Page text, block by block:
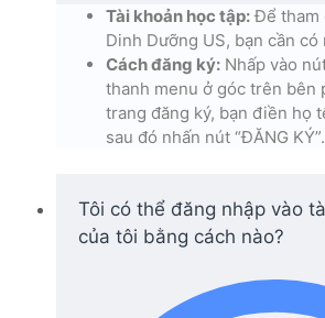
Tài khoản học tập:Để tham
Dinh Dưỡng US, bạn cần
Cách đăng ký: Nhấp vào
thanh menu ở góc trên bên
trang đăng ký, bạn điền họ
sau đó nhấn nút “ĐĂNG KÝ”.
Tôi có thể đăng nhập vào
của tôi bằng cách nào?